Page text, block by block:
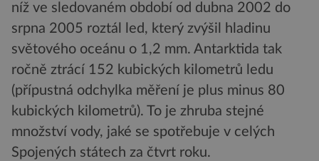
níž ve sledovaném období od dubna 2002 do
srpna 2005 roztál led, který zvýšil hladinu
světového oceánu o 1,2 mm. Antarktida tak
ročně ztrácí 152 kubických kilometrů ledu
(přípustná odchylka měření je plus minus 80
kubických kilometrů). To je zhruba stejné
množství vody, jaké se spotřebuje v celých
Spojených státech za čtvrt roku.